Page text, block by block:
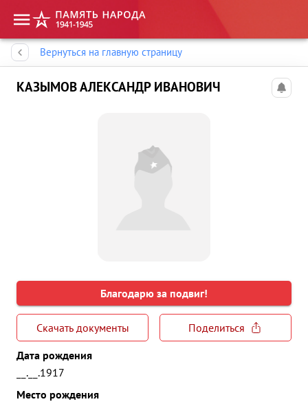
Вернуться на главную страницу
КАЗЫМОВ АЛЕКСАНДР ИВАНОВИЧ
Благодарю за подвиг!
Скачать документы
Поделиться
Дата рождения
__.__.1917
Место рождения
Память народа